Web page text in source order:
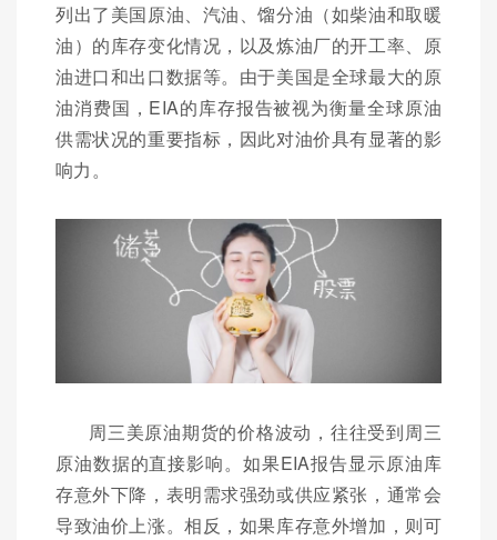
列出了美国原油、汽油、馏分油（如柴油和取暖
油）的库存变化情况，以及炼油厂的开工率、原
油进口和出口数据等。由于美国是全球最大的原
油消费国，EIA的库存报告被视为衡量全球原油
供需状况的重要指标，因此对油价具有显著的影
响力。
周三美原油期货的价格波动，往往受到周三
原油数据的直接影响。如果EIA报告显示原油库
存意外下降，表明需求强劲或供应紧张，通常会
导致油价上涨。相反，如果库存意外增加，则可